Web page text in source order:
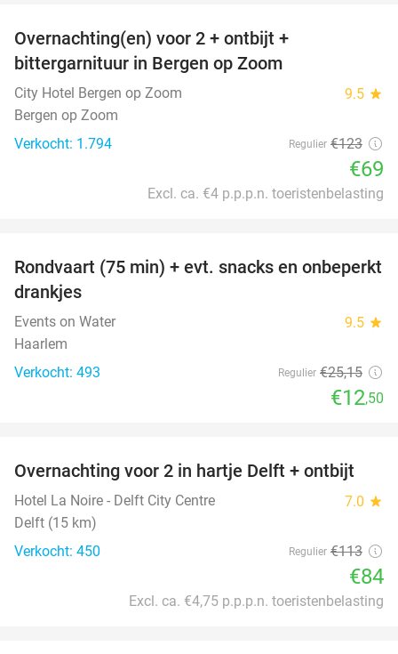
Overnachting(en) voor 2 + ontbijt +
bittergarnituur in Bergen op Zoom
City Hotel Bergen op Zoom 9.5 star
Bergen op Zoom
Verkocht: 1.794
Regulier €123
€69
Excl. ca. €4 p.p.p.n. toeristenbelasting
50%
Rondvaart (75 min) + evt. snacks en onbeperkt
drankjes
Events on Water 9.5 star
Haarlem
Verkocht: 493
Regulier €25,15
€12,50
26%
Overnachting voor 2 in hartje Delft + ontbijt
Hotel La Noire - Delft City Centre 7.0 star
Delft (15 km)
Verkocht: 450
Regulier €113
€84
Excl. ca. €4,75 p.p.p.n. toeristenbelasting